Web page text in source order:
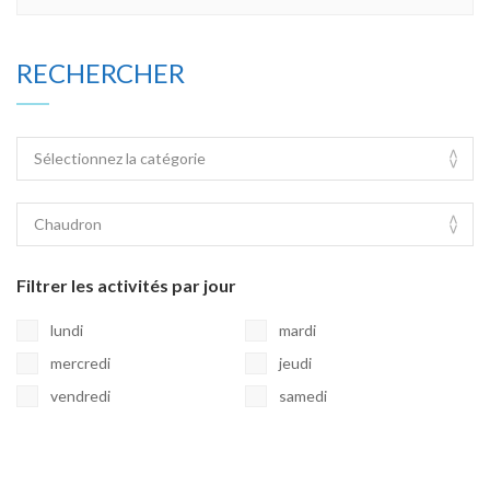
RECHERCHER
Filtrer les activités par jour
lundi
mardi
mercredi
jeudi
vendredi
samedi